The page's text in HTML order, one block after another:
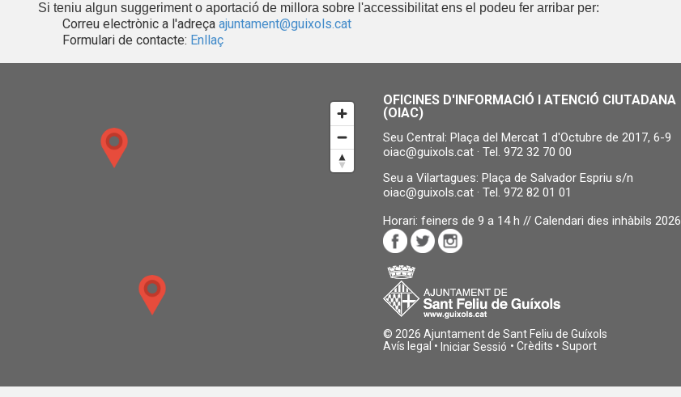
Si teniu algun suggeriment o aportació de millora sobre l'accessibilitat ens el podeu fer arribar per:
Correu electrònic a l'adreça ajuntament@guixols.cat
Formulari de contacte: Enllaç
OFICINES D'INFORMACIÓ I ATENCIÓ CIUTADANA
(OIAC)
Seu Central: Plaça del Mercat 1 d'Octubre de 2017, 6-9
oiac@guixols.cat · Tel. 972 32 70 00
Seu a Vilartagues: Plaça de Salvador Espriu s/n
oiac@guixols.cat · Tel. 972 82 01 01
Horari: feiners de 9 a 14 h // Calendari dies inhàbils 2026
© 2026 Ajuntament de Sant Feliu de Guíxols
Avís legal • Iniciar Sessió •Crèdits •Suport